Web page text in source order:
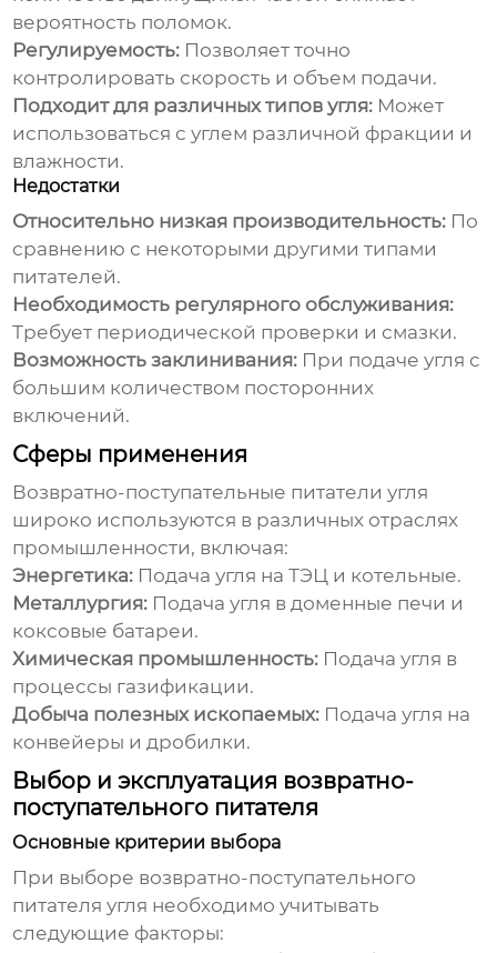
вероятность поломок.
Регулируемость: Позволяет точно
контролировать скорость и объем подачи.
Подходит для различных типов угля: Может
использоваться с углем различной фракции и
влажности.
Недостатки
Относительно низкая производительность: По
сравнению с некоторыми другими типами
питателей.
Необходимость регулярного обслуживания:
Требует периодической проверки и смазки.
Возможность заклинивания: При подаче угля с
большим количеством посторонних
включений.
Сферы применения
Возвратно-поступательные питатели угля
широко используются в различных отраслях
промышленности, включая:
Энергетика: Подача угля на ТЭЦ и котельные.
Металлургия: Подача угля в доменные печи и
коксовые батареи.
Химическая промышленность: Подача угля в
процессы газификации.
Добыча полезных ископаемых: Подача угля на
конвейеры и дробилки.
Выбор и эксплуатация возвратно-
поступательного питателя
Основные критерии выбора
При выборе возвратно-поступательного
питателя угля необходимо учитывать
следующие факторы: